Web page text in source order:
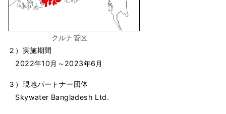
クルナ管区
２）実施期間
2022年10月～2023年6月
３）現地パートナー団体
Skywater Bangladesh Ltd.